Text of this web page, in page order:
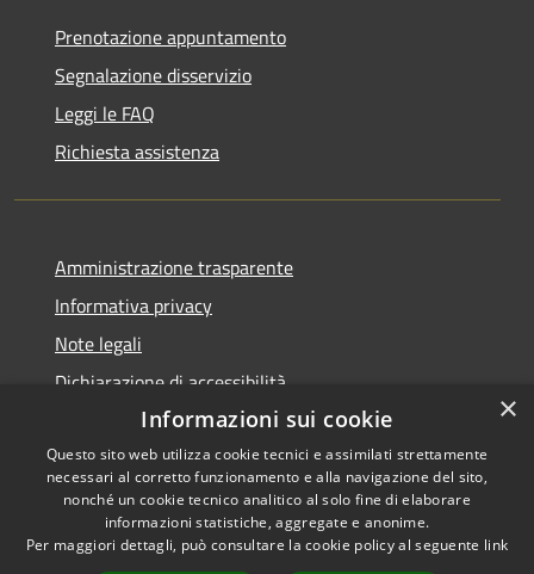
Prenotazione appuntamento
Segnalazione disservizio
Leggi le FAQ
Richiesta assistenza
Amministrazione trasparente
Informativa privacy
Note legali
Dichiarazione di accessibilità
Accessibilità
Privacy
Copyright © 2026 • Comune di
Carbognano • Powered by
Municipium Accesso
×
Informazioni sui cookie
Questo sito web utilizza cookie tecnici e assimilati strettamente
necessari al corretto funzionamento e alla navigazione del sito,
nonché un cookie tecnico analitico al solo fine di elaborare
informazioni statistiche, aggregate e anonime.
Per maggiori dettagli, può consultare la cookie policy al seguente link